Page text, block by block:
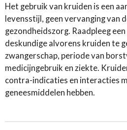
Het gebruik van kruiden is een
levensstijl, geen vervanging van
gezondheidszorg. Raadpleeg
deskundige alvorens kruiden te
zwangerschap, periode van
medicijngebruik en ziekte.
contra-indicaties en interacties
geneesmiddelen hebben.